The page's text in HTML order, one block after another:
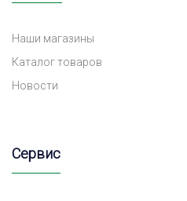
Наши магазины
Каталог товаров
Новости
Сервис